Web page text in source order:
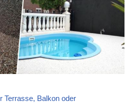
Terrasse, Balkon oder